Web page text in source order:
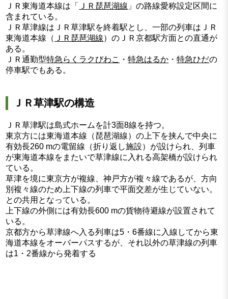
ＪＲ東海道本線は「
ＪＲ琵琶湖線 」の路線愛称設定区間に
含まれている。
ＪＲ草津線はＪＲ草津駅を終着駅とし、一部の列車はＪＲ
東海道本線（ ＪＲ琵琶湖線）のＪＲ京都駅方面との直通が
ある。
ＪＲ通勤型特急らくラクびわこ ・特急はるか ・特急ひだの
停車駅でもある。
ＪＲ草津駅の構造
ＪＲ草津駅は島式ホームを計3面8線を持つ。
東京方には東海道本線（琵琶湖線）の上下を挟んで中央に
有効長260 mの電留線（折り返し施設）が設けられ、列車
が東海道本線をまたいで草津線に入れる高架橋が設けられ
ている。
草津を境に東京方が複線、神戸方が複々線であるが、方向
別複々線のため上下線の列車で平面交差が生じていない。
との共用となっている。
上下線の外側には有効長600 mの貨物待避線が設置されて
いる。
京都方から草津線へ入る列車は5・6番線に入線してから東
海道本線をオーバーパスするが、それ以外の草津線の列車
は1・2番線から発着する